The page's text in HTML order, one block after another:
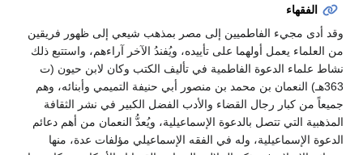
الفقهاء
وقد أدى مجيء الفاطميين إلى مصر بمذهب شيعي إلى ظهور فريقين
من العلماء يعمل أولهما على تأييده، ويُفندُ الآخر آراءهم، واستتبع ذلك
نشاط علماء الدعوة الفاطمية في تأليف الكتب وكان لابن حيون (ت
363هـ) النعمان بن محمد بن منصور أبي حنيفة التميمي وأبنائه، وهم
جميعاً من كبار رجال القضاء والأدب الفضل الكبير في نشر الثقافة
المذهبية التي تتصل بالدعوة الإسماعيلية، ويُعدُّ النعمان من أهم دعائم
الدعوة الإسماعيلية، وله في الفقه الإسماعيلي مؤلفات عدة، منها